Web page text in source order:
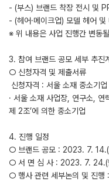
- (부스) 브랜드 착장 전시 및
- (헤어·메이크업) 모델 헤어
※ 위 내용은 사업 진행간 변동
3. 참여 브랜드 공모 세부 추진
○ 신청자격 및 제출서류
­ 신청자격 : 서울 소재 중소기업
· 서울 소재 사업장, 연구소, 연
제 2조’에 의한 중소기업
4. 진행 일정
○ 브랜드 공모 : 2023. 7.
○ 서 면 심 사 : 2023. 7. 24.(
○ 행사 관련 세부논의 및 진